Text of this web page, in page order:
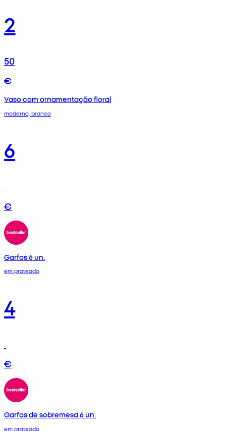
2
50
€
Vaso com ornamentação floral
moderno, branco
6
€
Garfos 6 un.
em prateado
4
€
Garfos de sobremesa 6 un.
em prateado